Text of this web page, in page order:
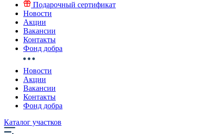
Подарочный сертификат
Новости
Акции
Вакансии
Контакты
Фонд добра
Новости
Акции
Вакансии
Контакты
Фонд добра
Каталог участков